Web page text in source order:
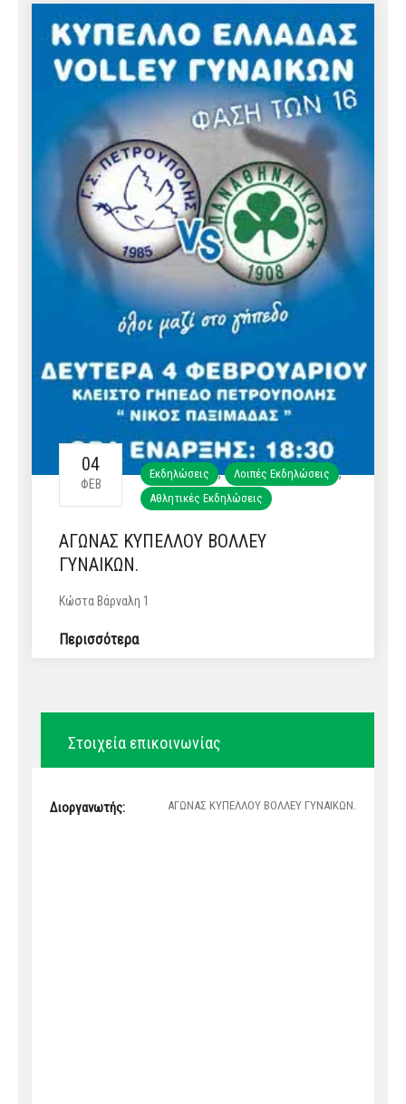
04
ΦΕΒ
Εκδηλώσεις , Λοιπές Εκδηλώσεις ,
Αθλητικές Εκδηλώσεις
ΑΓΩΝΑΣ ΚΥΠΕΛΛΟΥ ΒΟΛΛΕΥ
ΓΥΝΑΙΚΩΝ.
Κώστα Βάρναλη 1
Περισσότερα
Στοιχεία επικοινωνίας
Διοργανωτής: ΑΓΩΝΑΣ ΚΥΠΕΛΛΟΥ ΒΟΛΛΕΥ ΓΥΝΑΙΚΩΝ.